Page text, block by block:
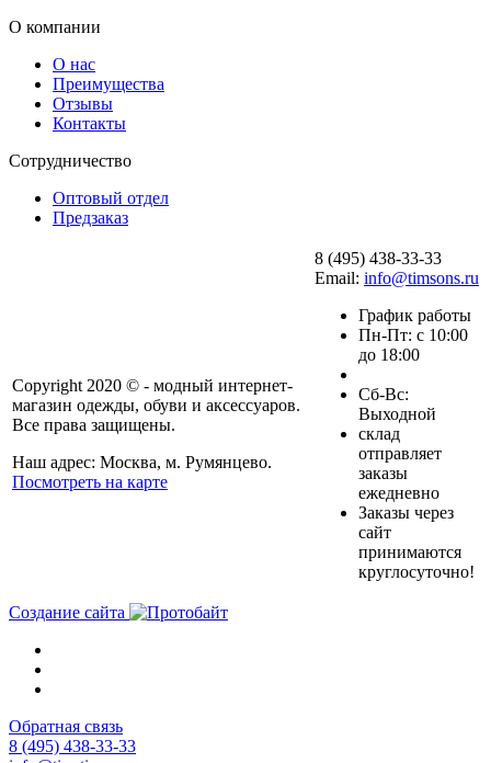
О компании
О нас
Преимущества
Отзывы
Контакты
Сотрудничество
Оптовый отдел
Предзаказ
Copyright 2020 © - модный интернет-
магазин одежды, обуви и аксессуаров.
Все права защищены.
Наш адрес: Москва, м. Румянцево.
Посмотреть на карте
8 (495) 438-33-33
Email: info@timsons.ru
График работы
Пн-Пт: с 10:00
до 18:00
Cб-Вс:
Выходной
склад
отправляет
заказы
ежедневно
Заказы через
сайт
принимаются
круглосуточно!
Создание сайта
Обратная связь
8 (495) 438-33-33